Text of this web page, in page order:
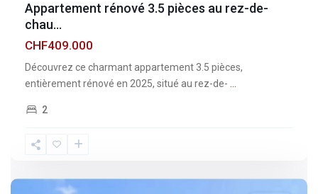
Appartement rénové 3.5 pièces au rez-de-
chau...
CHF409.000
Découvrez ce charmant appartement 3.5 pièces,
entièrement rénové en 2025, situé au rez-de-
2
Fribourg